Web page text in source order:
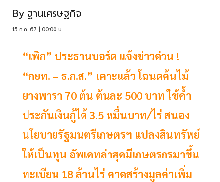
By ฐานเศรษฐกิจ
15 ก.ค. 67 | 00:00 น.
“เพิก” ประธานบอร์ด แจ้งข่าวด่วน !
“กยท. – ธ.ก.ส.” เคาะแล้ว โฉนดต้นไม้
ยางพารา 70 ต้น ต้นละ 500 บาท ใช้ค้ำ
ประกันเงินกู้ได้ 3.5 หมื่นบาท/ไร่ สนอง
นโยบายรัฐมนตรีเกษตรฯ แปลงสินทรัพย์
ให้เป็นทุน อัพเดทล่าสุดมีเกษตรกรมาขึ้น
ทะเบียน 18 ล้านไร่ คาดสร้างมูลค่าเพิ่ม